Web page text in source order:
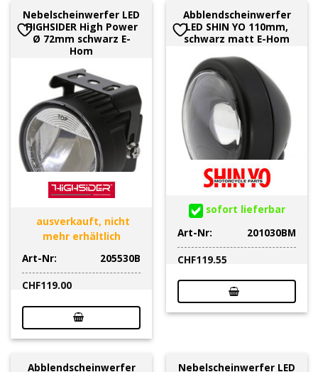
Nebelscheinwerfer LED
HIGHSIDER High Power
Ø 72mm schwarz E-
Hom
ausverkauft, nicht
mehr erhältlich
Art-Nr:
205530B
CHF119.00
Abblendscheinwerfer
LED SHIN YO 110mm,
schwarz matt E-Hom
sofort lieferbar
Art-Nr:
201030BM
CHF119.55
Abblendscheinwerfer
Nebelscheinwerfer LED